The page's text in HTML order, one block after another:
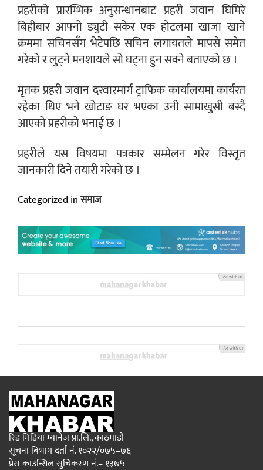
प्रहरीको प्रारम्भिक अनुसन्धानबाट प्रहरी जवान घिमिरे
बिहीबार आफ्नो ड्युटी सकेर एक होटलमा खाजा खाने
क्रममा सचिनसँग भेटेपछि सचिन लगायतले मापसे समेत
गरेको र लुट्ने मनशायले सो घट्ना हुन सक्ने बताएको छ ।
मृतक प्रहरी जवान दरवारमार्ग ट्राफिक कार्यालयमा कार्यरत
रहेका थिए भने खोटाङ घर भएका उनी सामाखुसी बस्दै
आएको प्रहरीको भनाई छ ।
प्रहरीले यस विषयमा पत्रकार सम्मेलन गरेर विस्तृत
जानकारी दिने तयारी गरेको छ ।
Categorized inसमाज
रिड मिडिया म्यानेज प्रा.लि., काठमाडौ
सूचना बिभाग दर्ता नं. १०२२/०७५–७६
प्रेस काउन्सिल सुचिकरण नं.– १३७५